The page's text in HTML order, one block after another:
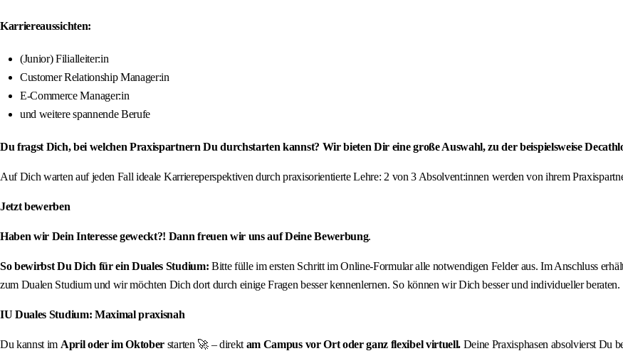
Karriereaussichten:
(Junior) Filialleiter:in
Customer Relationship Manager:in
E-Commerce Manager:in
und weitere spannende Berufe
Du fragst Dich, bei welchen Praxispartnern Du durchstarten kannst? Wir bieten Dir eine große Auswahl, zu der beispielsweise
Auf Dich warten auf jeden Fall ideale Karriereperspektiven durch praxisorientierte Lehre: 2 von 3 Absolvent:innen werden von ihrem
Jetzt bewerben
Haben wir Dein Interesse geweckt?! Dann freuen wir uns auf Deine Bewerbung.
So bewirbst Du Dich für ein Duales Studium: Bitte fülle im ersten Schritt im Online-Formular alle notwendigen Felder aus. Im Anschluss
zum Dualen Studium und wir möchten Dich dort durch einige Fragen besser kennenlernen. So können wir Dich besser und individueller beraten.
IU Duales Studium: Maximal praxisnah
Du kannst im April oder im Oktober starten 🚀 – direkt am Campus vor Ort oder ganz flexibel virtuell. Deine Praxisphasen absolvierst Du